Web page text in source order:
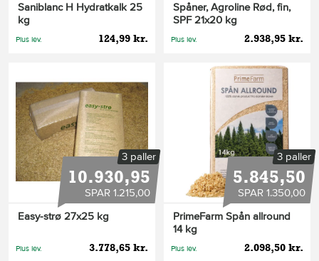
Saniblanc H Hydratkalk 25
kg
124,99 kr.
Plus lev.
Spåner, Agroline Rød, fin,
SPF 21x20 kg
2.938,95 kr.
Plus lev.
3 paller
10.930,95
SPAR 1.215,00
Easy-strø 27x25 kg
3.778,65 kr.
Plus lev.
3 paller
5.845,50
SPAR 1.350,00
PrimeFarm Spån allround
14 kg
2.098,50 kr.
Plus lev.